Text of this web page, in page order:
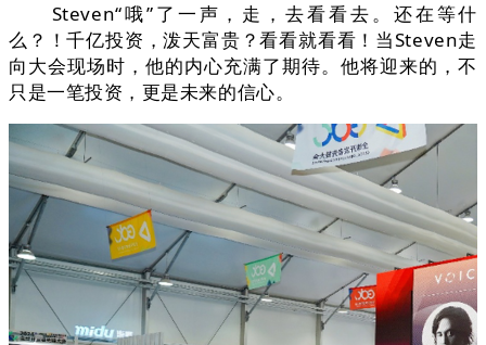
Steven“哦”了一声，走，去看看去。还在等什
么？！千亿投资，泼天富贵？看看就看看！当Steven走
向大会现场时，他的内心充满了期待。他将迎来的，不
只是一笔投资，更是未来的信心。